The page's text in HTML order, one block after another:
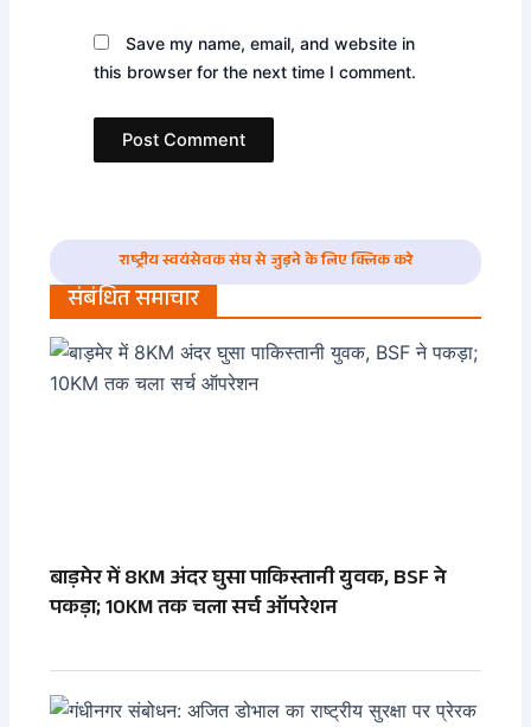
Save my name, email, and website in
this browser for the next time I comment.
राष्ट्रीय स्वयंसेवक संघ से जुड़ने के लिए क्लिक करे
संबंधित समाचार
बाड़मेर में 8KM अंदर घुसा पाकिस्तानी युवक, BSF ने
पकड़ा; 10KM तक चला सर्च ऑपरेशन